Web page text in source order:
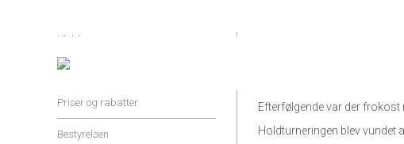
Vi spillede Pink Ball. 9 hold
Efterfølgende var der
Holdturneringen blev vundet
Klubben
Shop og Service
Priser og rabatter
Bestyrelsen